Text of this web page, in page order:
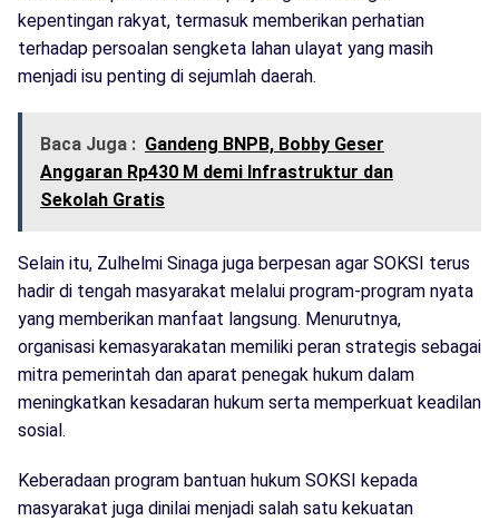
kepentingan rakyat, termasuk memberikan perhatian
terhadap persoalan sengketa lahan ulayat yang masih
menjadi isu penting di sejumlah daerah.
Baca Juga : Gandeng BNPB, Bobby Geser
Anggaran Rp430 M demi Infrastruktur dan
Sekolah Gratis
Selain itu, Zulhelmi Sinaga juga berpesan agar SOKSI terus
hadir di tengah masyarakat melalui program-program nyata
yang memberikan manfaat langsung. Menurutnya,
organisasi kemasyarakatan memiliki peran strategis sebagai
mitra pemerintah dan aparat penegak hukum dalam
meningkatkan kesadaran hukum serta memperkuat keadilan
sosial.
Keberadaan program bantuan hukum SOKSI kepada
masyarakat juga dinilai menjadi salah satu kekuatan